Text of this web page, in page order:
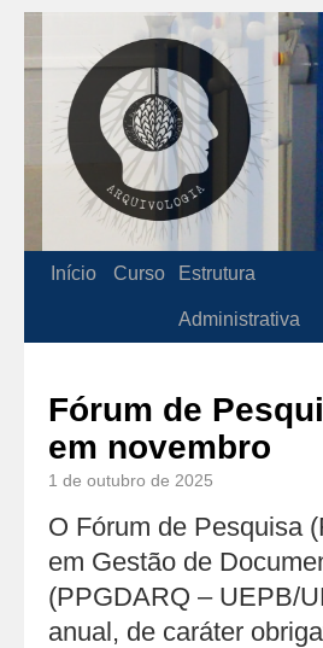
Início Curso Estrutura
Administrativa
Fórum de
em novembro
1 de outubro de 2025
O Fórum de Pesquisa
em Gestão de
(PPGDARQ – UEPB/
anual, de caráter